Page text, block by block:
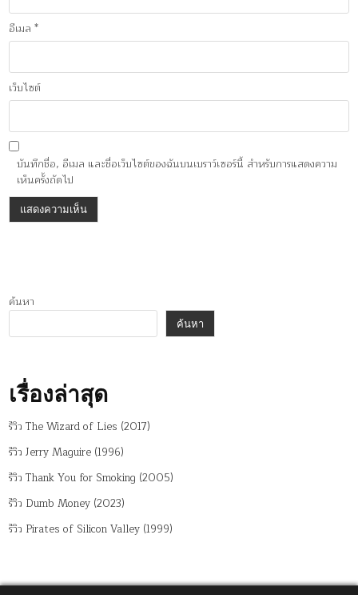
อีเมล*
เว็บไซต์
บันทึกชื่อ, อีเมล และชื่อเว็บไซต์ของฉันบนเบราว์เซอร์นี้ สำหรับการแสดงความ
เห็นครั้งถัดไป
ค้นหา
ค้นหา
เรื่องล่าสุด
รีวิว The Wizard of Lies (2017)
รีวิว Jerry Maguire (1996)
รีวิว Thank You for Smoking (2005)
รีวิว Dumb Money (2023)
รีวิว Pirates of Silicon Valley (1999)